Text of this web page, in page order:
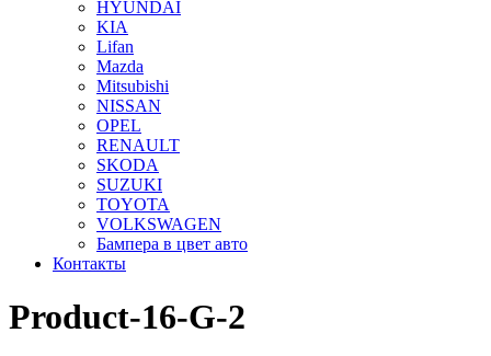
HYUNDAI
KIA
Lifan
Mazda
Mitsubishi
NISSAN
OPEL
RENAULT
SKODA
SUZUKI
TOYOTA
VOLKSWAGEN
Бампера в цвет авто
Контакты
Product-16-G-2